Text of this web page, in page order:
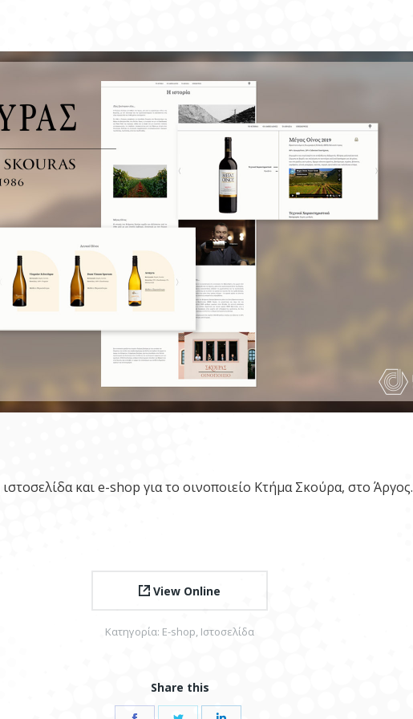
ιστοσελίδα και e-shop για το οινοποιείο Κτήμα Σκούρα, στο Άργος.
View Online
Κατηγορία: E-shop, Ιστοσελίδα
Share this